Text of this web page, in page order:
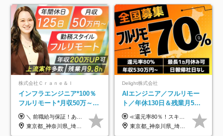
株式会社Ｃｒａｎｅ＆Ｉ
インフラエンジニア*100％
フルリモート*月収50万～*
クラウド×上流工程*前職給
与保証*残業月9.8h
＼ 前職給与保証！あなたのこれまでの経験を正当評価 ／ ★月収50万円～スタート！【年俸600万～1,162万8,000円（12分割）】 ――「頑張りが給与に直結しない…」そんな不満とは無縁の環境です。 実際、入社後に「年収150万～200万円UP」を実現した先輩エンジニアが多数活躍中！ 【 収入をさらに押し上げる充実のプラスα 】 スキルを磨くほど得をする「資格手当」 ⇒ 1資格につき毎月3,000円～30,000円を継続支給！ 成果を見逃さない「功績手当」 ⇒ 社員の頑張りに応じて最大10万円をダイレクトに支給！ スピード昇給・高年収も可能 ⇒ 1回の昇給で年収数十万UPのチャンスあり。ゆくゆくは年収1000万以上のハイクラスも目指せます。 ※経験・スキルを考慮の上決定します ※上記金額には固定残業代（月30h分・95,000円～184,000円）を含みます ※超過分は別途全額支給します ※試用期間2ヶ月間あり（その他待遇に差異はありません）
東京都_神奈川県_埼玉県_千葉県_大阪府_愛知県_北海道_青森県_岩手県_宮城県_秋田県_山形県_福島県_茨城県_栃木県_群馬県_新潟県_山梨県_長野県_富山県_石川県_福井県_静岡県_岐阜県_三重県_兵庫県_京都府_滋賀県_奈良県_和歌山県_広島県_岡山県_鳥取県_島根県_山口県_徳島県_香川県_愛媛県_高知県_福岡県_熊本県_佐賀県_長崎県_大分県_宮崎県_鹿児島県_沖縄県
Delight株式会社
AIエンジニア／フルリモー
ト／年休130日＆残業月5h
以下／1カ月連休可／案件選
択制／還元率80%
≪還元率80％！スキルや経験をしっかり収入に反映します≫ 年俸530万円以上＋業績賞与 ※スキル・経験を考慮の上、優遇いたします ※上記年俸を12分割し、月1回支給します ※上記年俸には固定残業代月20時間分(月6万9000円以上)が含まれます。残業はほとんど発生しませんが、超過した場合は追加支給します ★AIを使った自社への貢献も、貢献度に応じて給与に反映する制度があります
東京都_神奈川県_埼玉県_千葉県_大阪府_愛知県_北海道_青森県_岩手県_宮城県_秋田県_山形県_福島県_茨城県_栃木県_群馬県_新潟県_山梨県_長野県_富山県_石川県_福井県_静岡県_岐阜県_三重県_兵庫県_京都府_滋賀県_奈良県_和歌山県_広島県_岡山県_鳥取県_島根県_山口県_徳島県_香川県_愛媛県_高知県_福岡県_熊本県_佐賀県_長崎県_大分県_宮崎県_鹿児島県_沖縄県